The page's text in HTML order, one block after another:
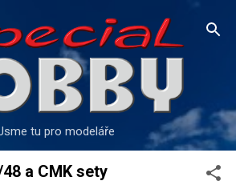
na hlavní obsah
tu pro modeláře
a CMK sety